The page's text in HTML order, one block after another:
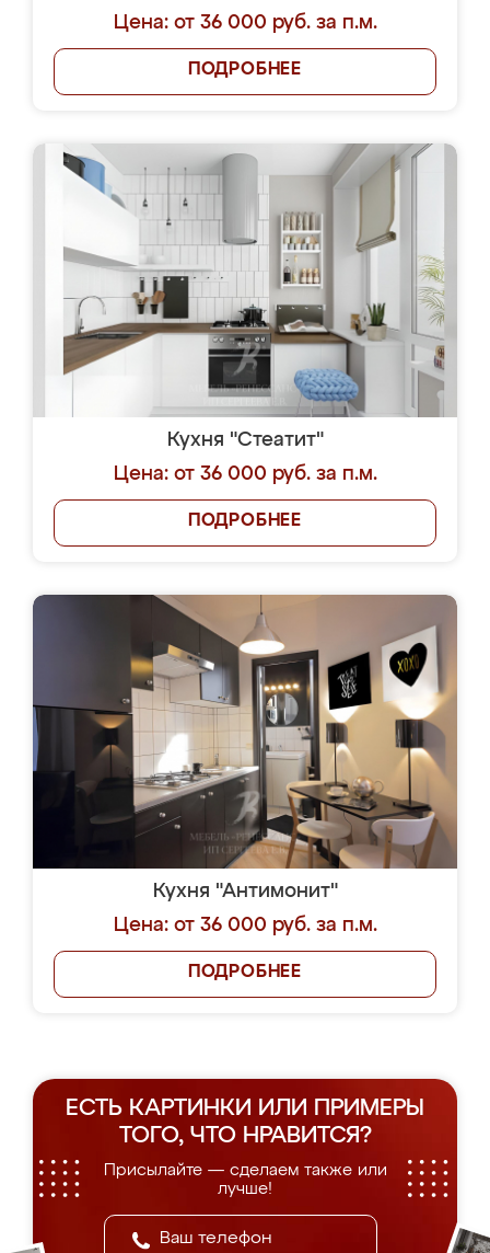
Цена: от 36 000 руб. за п.м.
ПОДРОБНЕЕ
Кухня "Стеатит"
Цена: от 36 000 руб. за п.м.
ПОДРОБНЕЕ
Кухня "Антимонит"
Цена: от 36 000 руб. за п.м.
ПОДРОБНЕЕ
ЕСТЬ КАРТИНКИ ИЛИ ПРИМЕРЫ
ТОГО, ЧТО НРАВИТСЯ?
Присылайте — сделаем также или
лучше!